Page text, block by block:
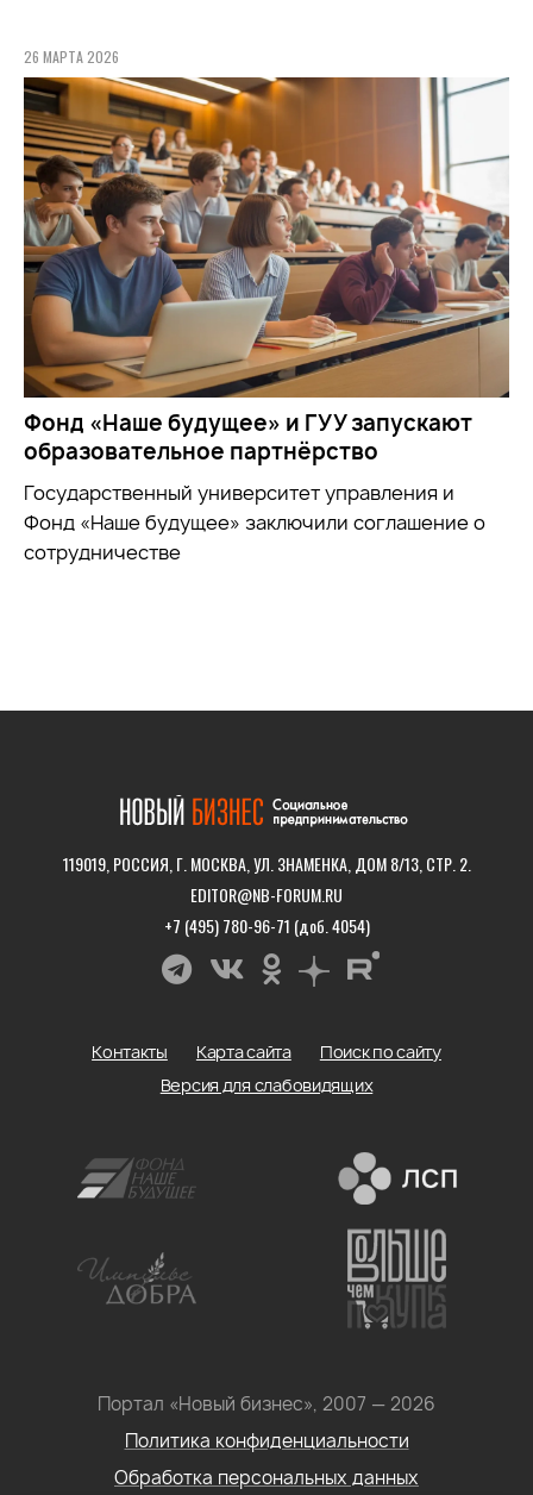
26 МАРТА 2026
Фонд «Наше будущее» и ГУУ запускают
образовательное партнёрство
Государственный университет управления и
Фонд «Наше будущее» заключили соглашение о
сотрудничестве
119019, РОССИЯ, Г. МОСКВА, УЛ. ЗНАМЕНКА, ДОМ 8/13, СТР. 2.
EDITOR@NB-FORUM.RU
+7 (495) 780-96-71 (доб. 4054)
Портал «Новый бизнес», 2007 — 2026
Политика конфиденциальности
Обработка персональных данных
Контакты Карта сайта
Поиск по сайту
Версия для слабовидящих